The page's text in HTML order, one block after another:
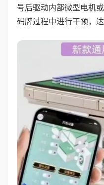
号后驱动内部微型电机
码牌过程中进行干预，达